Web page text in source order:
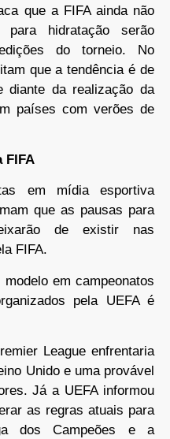
que a FIFA ainda não
hidratação serão
do torneio. No
que a tendência é de
diante da realização da
países com verões de
FIFA
em mídia esportiva
que as pausas para
de existir nas
FIFA.
em campeonatos
pela UEFA é
League enfrentaria
Unido e uma provável
Já a UEFA informou
as regras atuais para
dos Campeões e a